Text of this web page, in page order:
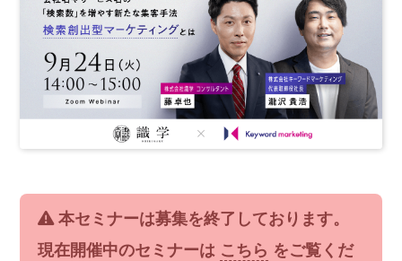
本セミナーは募集を終了しております。
現在開催中のセミナーは こちら をご覧くだ